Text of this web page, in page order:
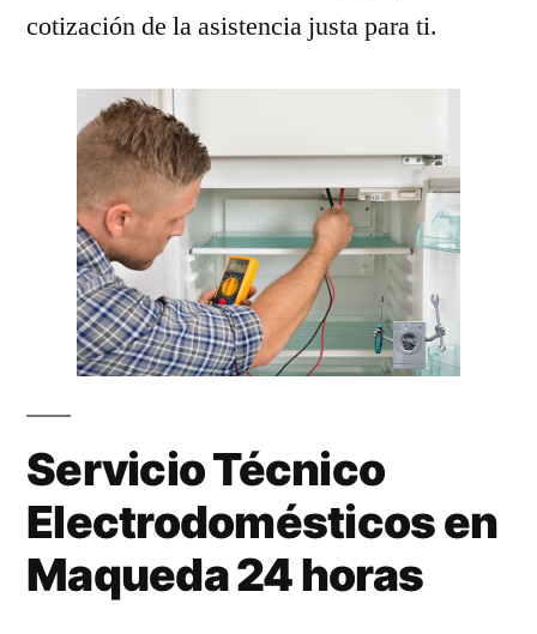
cotización de la asistencia justa para ti.
Servicio Técnico
Electrodomésticos en
Maqueda 24 horas